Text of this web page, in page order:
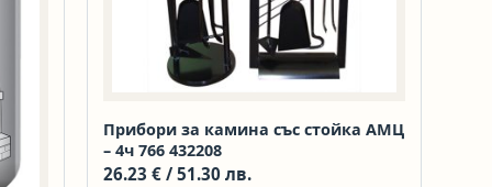
Прибори за камина със стойка АМЦ
– 4ч 766 432208
26.23 € / 51.30 лв.